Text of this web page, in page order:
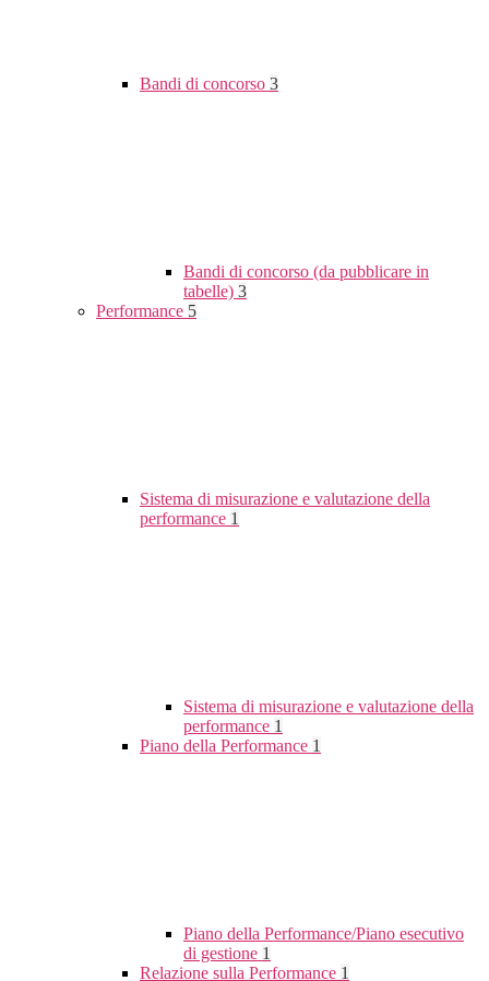
Bandi di concorso 3
Bandi di concorso (da pubblicare in
tabelle) 3
Performance 5
Sistema di misurazione e valutazione della
performance 1
Sistema di misurazione e valutazione della
performance 1
Piano della Performance 1
Piano della Performance/Piano esecutivo
di gestione 1
Relazione sulla Performance 1